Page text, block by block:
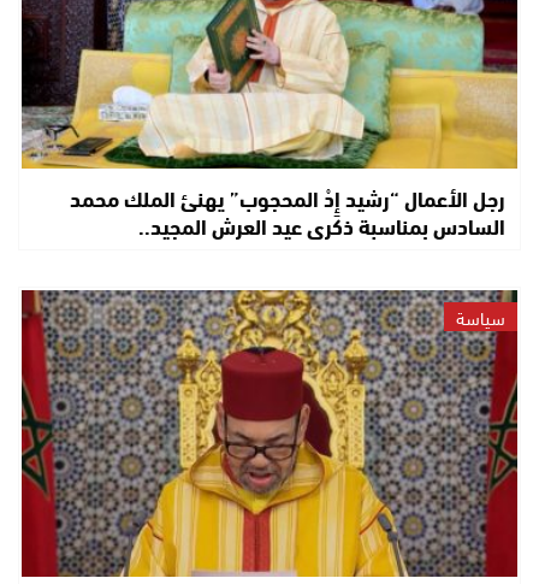
رجل الأعمال “رشيد إِدْ المحجوب” يهنئ الملك محمد
السادس بمناسبة ذكرى عيد العرش المجيد..
سياسة